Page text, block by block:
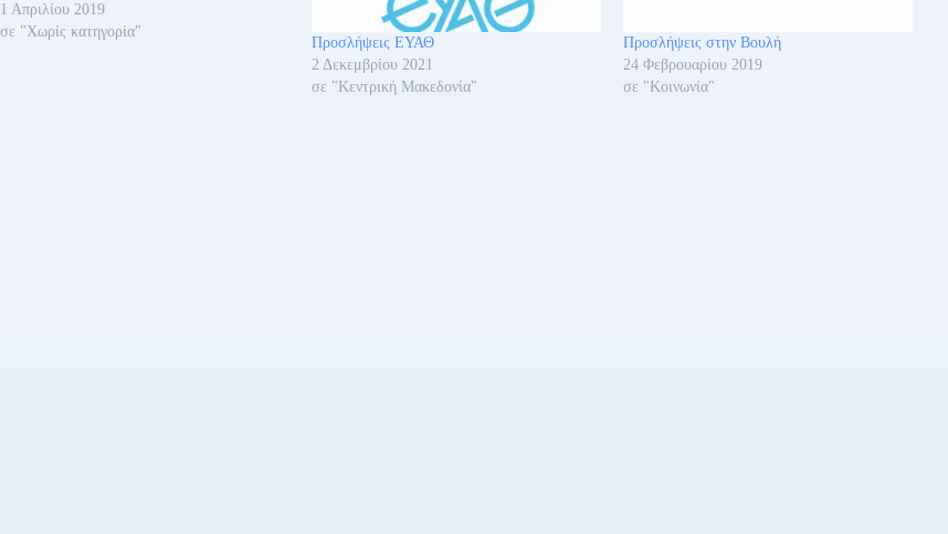
δικαίου αορίστου χρόνου Πανεπιστημιακής
και Τεχνολογικής Εκπαίδευσης στη Βουλή
1 Απριλίου 2019
σε "Χωρίς κατηγορία"
Προσλήψεις ΕΥΑΘ
2 Δεκεμβρίου 2021
σε "Κεντρική Μακεδονία"
Προσλήψεις στην Βουλή
24 Φεβρουαρίου 2019
σε "Κοινωνία"